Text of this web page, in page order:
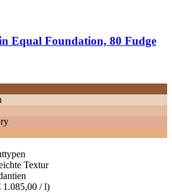
Equal Foundation, 80 Fudge
Textur
1.085,00 / l)